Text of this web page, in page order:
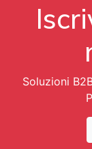
Soluzioni